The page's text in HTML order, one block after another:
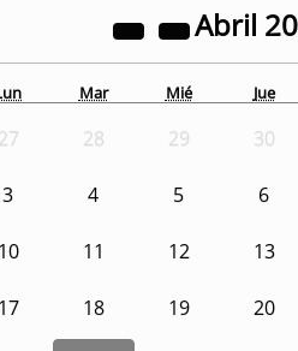
Abril
Mar Mié Jue
27 28 29 30
3 4 5 6
10 11 12 13
17 18 19 20